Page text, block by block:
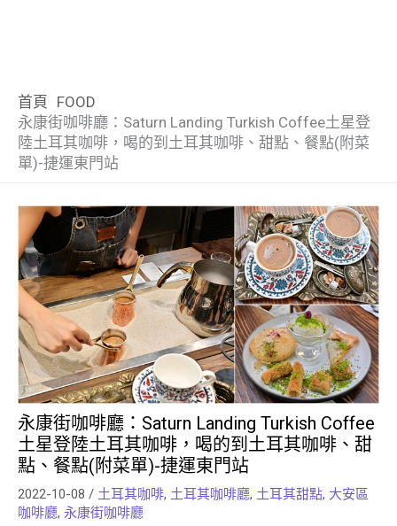
首頁 FOOD
永康街咖啡廳：Saturn Landing Turkish Coffee土星登
陸土耳其咖啡，喝的到土耳其咖啡、甜點、餐點(附菜
單)-捷運東門站
永康街咖啡廳：Saturn Landing Turkish Coffee
土星登陸土耳其咖啡，喝的到土耳其咖啡、甜
點、餐點(附菜單)-捷運東門站
2022-10-08 / 土耳其咖啡, 土耳其咖啡廳, 土耳其甜點, 大安區
咖啡廳, 永康街咖啡廳